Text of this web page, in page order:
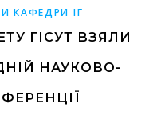
КАФЕДРИ ІГ
ГІСУТ ВЗЯЛИ
НАУКОВО-